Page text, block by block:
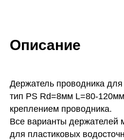
Описание
Держатель проводника
тип PS Rd=8мм L=80-
креплением проводника.
Все варианты держателей
для пластиковых